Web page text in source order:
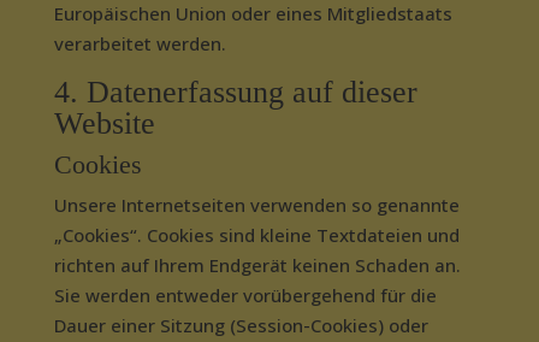
Europäischen Union oder eines Mitgliedstaats
verarbeitet werden.
4. Datenerfassung auf dieser
Website
Cookies
Unsere Internetseiten verwenden so genannte
„Cookies“. Cookies sind kleine Textdateien und
richten auf Ihrem Endgerät keinen Schaden an.
Sie werden entweder vorübergehend für die
Dauer einer Sitzung (Session-Cookies) oder